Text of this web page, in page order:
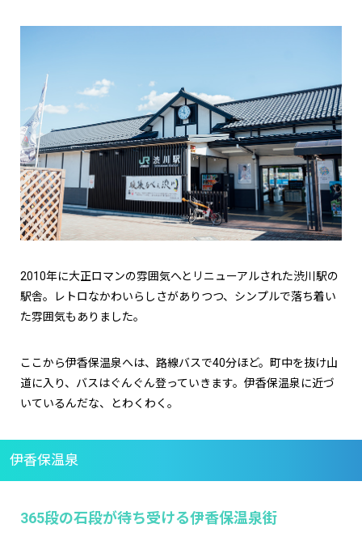
2010年に大正ロマンの雰囲気へとリニューアルされた渋川駅の
駅舎。レトロなかわいらしさがありつつ、シンプルで落ち着い
た雰囲気もありました。
ここから伊香保温泉へは、路線バスで40分ほど。町中を抜け山
道に入り、バスはぐんぐん登っていきます。伊香保温泉に近づ
いているんだな、とわくわく。
伊香保温泉
365段の石段が待ち受ける伊香保温泉街